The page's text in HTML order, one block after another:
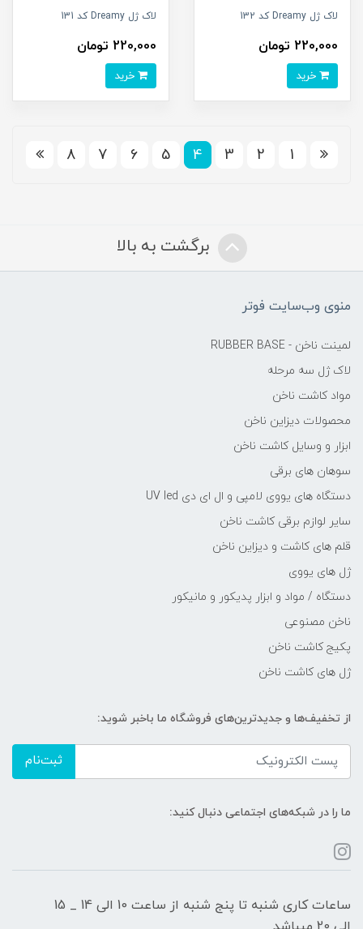
لاک ژل Dreamy کد 132
220,000 تومان
لاک ژل Dreamy کد 131
220,000 تومان
1
2
3
4
5
6
7
8
برگشت به بالا
منوی وب‌سایت فوتر
لمینت ناخن - RUBBER BASE
لاک ژل سه مرحله
مواد کاشت ناخن
محصولات دیزاین ناخن
ابزار و وسایل کاشت ناخن
سوهان های برقی
دستگاه های یووی لامپی و ال ای دی UV led
سایر لوازم برقی کاشت ناخن
قلم های کاشت و دیزاین ناخن
ژل های یووی
دستگاه / مواد و ابزار پدیکور و مانیکور
ناخن مصنوعی
پکیج کاشت ناخن
ژل های کاشت ناخن
از تخفیف‌ها و جدیدترین‌های فروشگاه ما باخبر شوید:
ثبت‌نام
ما را در شبکه‌های اجتماعی دنبال کنید:
ساعات کاری شنبه تا پنج شنبه از ساعت 10 الی 14 _ 15